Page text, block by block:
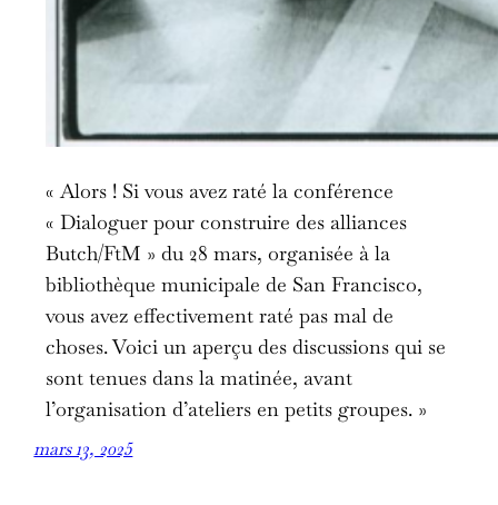
« Alors ! Si vous avez raté la conférence
« Dialoguer pour construire des alliances
Butch/FtM » du 28 mars, organisée à la
bibliothèque municipale de San Francisco,
vous avez effectivement raté pas mal de
choses. Voici un aperçu des discussions qui se
sont tenues dans la matinée, avant
l’organisation d’ateliers en petits groupes. »
mars 13, 2025